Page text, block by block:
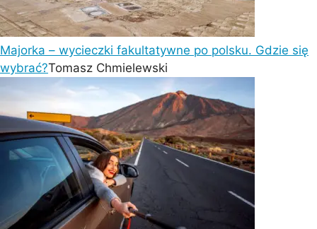
Majorka – wycieczki fakultatywne po polsku. Gdzie się
wybrać?Tomasz Chmielewski